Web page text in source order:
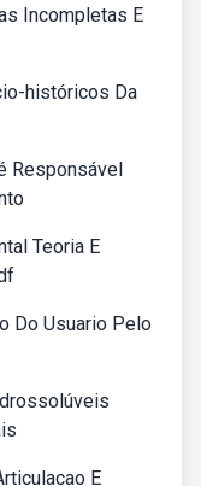
Incompletas E
históricos Da
Responsável
Teoria E
Do Usuario Pelo
E